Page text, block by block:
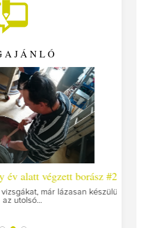
alatt végzett borász #25
már lázasan készülünk
utolsó...